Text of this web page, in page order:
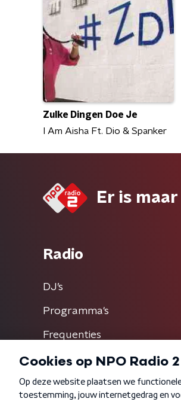
Zulke Dingen Doe Je
I Am Aisha Ft. Dio & Spanker
Er is
Radio
DJ’s
Programma's
Frequenties
Algemene voorwaarden